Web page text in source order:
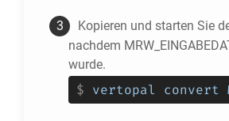
Kopieren und starten Sie
nachdem
wurde.
$ vertopal convert